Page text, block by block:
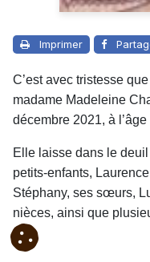
Imprimer
C’est avec tristesse
madame Madeleine
décembre 2021, à
Elle laisse dans le
petits-enfants,
Stéphany, ses sœurs,
nièces, ainsi que